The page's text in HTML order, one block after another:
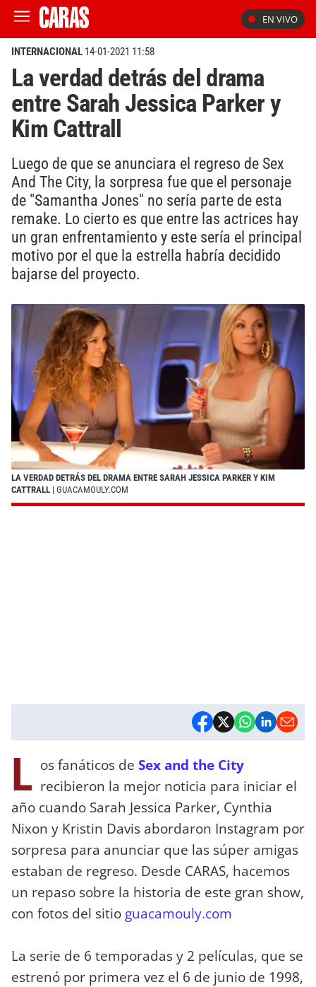
EN VIVO
INTERNACIONAL 14-01-2021 11:58
La verdad detrás del drama
entre Sarah Jessica Parker y
Kim Cattrall
Luego de que se anunciara el regreso de Sex
And The City, la sorpresa fue que el personaje
de "Samantha Jones" no sería parte de esta
remake. Lo cierto es que entre las actrices hay
un gran enfrentamiento y este sería el principal
motivo por el que la estrella habría decidido
bajarse del proyecto.
LA VERDAD DETRÁS DEL DRAMA ENTRE SARAH JESSICA PARKER Y KIM
CATTRALL | GUACAMOULY.COM
L os fanáticos de Sex and the City
recibieron la mejor noticia para iniciar el
año cuando Sarah Jessica Parker, Cynthia
Nixon y Kristin Davis abordaron Instagram por
sorpresa para anunciar que las súper amigas
estaban de regreso. Desde CARAS, hacemos
un repaso sobre la historia de este gran show,
con fotos del sitio guacamouly.com
La serie de 6 temporadas y 2 películas, que se
estrenó por primera vez el 6 de junio de 1998,